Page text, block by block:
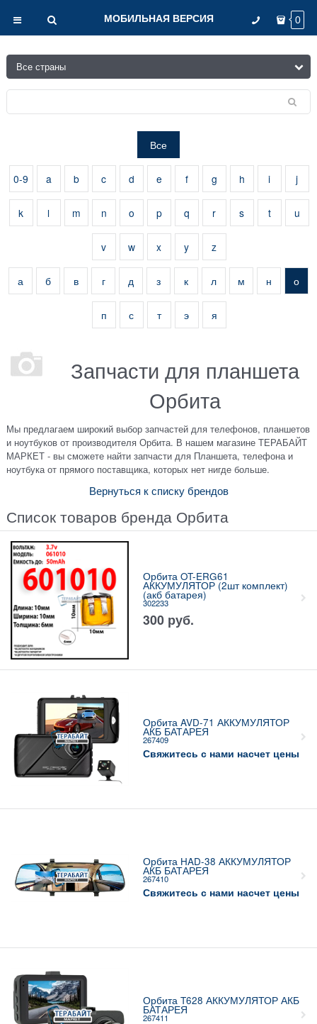
МОБИЛЬНАЯ ВЕРСИЯ 0
Все
0-9 a b c d e f g h i j
k l m n o p q r s t u
v w x y z
а б в г д з к л м н о
п с т э я
Запчасти для планшета
Орбита
Мы предлагаем широкий выбор запчастей для телефонов, планшетов
и ноутбуков от производителя Орбита. В нашем магазине ТЕРАБАЙТ
МАРКЕТ - вы сможете найти запчасти для Планшета, телефона и
ноутбука от прямого поставщика, которых нет нигде больше.
Вернуться к списку брендов
Список товаров бренда Орбита
Орбита OT-ERG61
АККУМУЛЯТОР (2шт комплект)
(акб батарея)
302233
300 руб.
Орбита AVD-71 АККУМУЛЯТОР
АКБ БАТАРЕЯ
267409
Свяжитесь с нами насчет цены
Орбита HAD-38 АККУМУЛЯТОР
АКБ БАТАРЕЯ
267410
Свяжитесь с нами насчет цены
Орбита T628 АККУМУЛЯТОР АКБ
БАТАРЕЯ
267411